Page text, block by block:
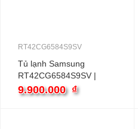
RT42CG6584S9SV
Tủ lạnh Samsung
RT42CG6584S9SV |
406L 2 cánh inverter
9.900.000 ₫